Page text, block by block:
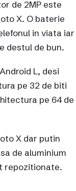
de 2MP este
X. O baterie
in viata iar
destul de bun.
L, desi
pe 32 de biti
pe 64 de
X dar putin
de aluminium
repozitionate.